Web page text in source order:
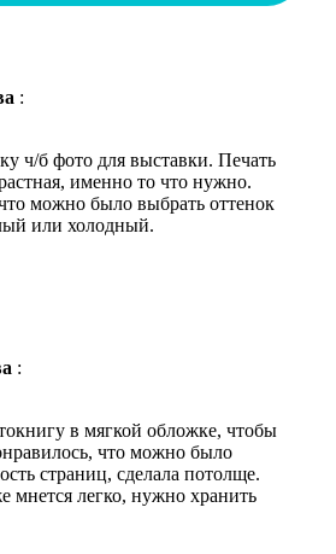
:
ч/б фото для выставки. Печать
именно то что нужно.
можно было выбрать оттенок
или холодный.
:
в мягкой обложке, чтобы
что можно было
страниц, сделала потолще.
мнется легко, нужно хранить